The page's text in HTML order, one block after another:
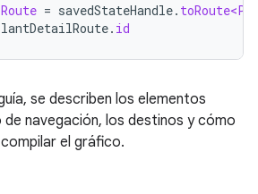
= savedStateHandle.
. id
se describen los elementos
navegación, los destinos y cómo
el gráfico.